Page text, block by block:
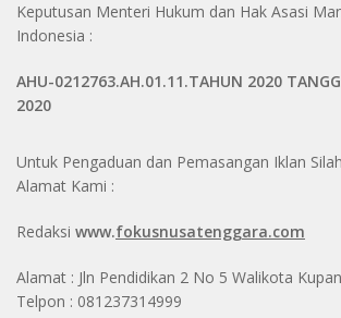
Keputusan Menteri Hukum dan Hak Asasi
Indonesia :
AHU-0212763.AH.01.11.TAHUN 2020
2020
Untuk Pengaduan dan Pemasangan Iklan
Alamat Kami :
Redaksi www.fokusnusatenggara.com
Alamat : Jln Pendidikan 2 No 5 Walikota
Telpon : 081237314999